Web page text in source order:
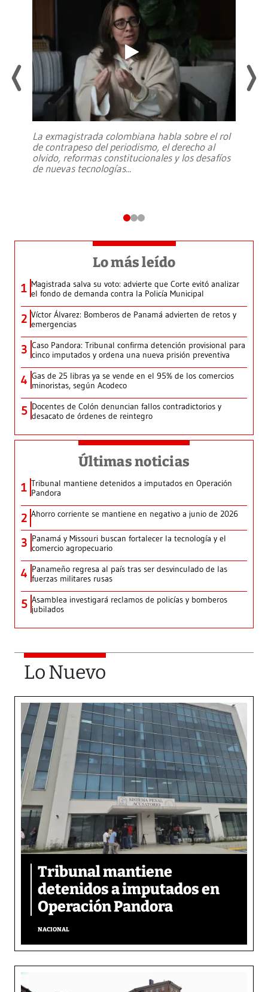
La exmagistrada colombiana habla sobre el rol
de contrapeso del periodismo, el derecho al
olvido, reformas constitucionales y los desafíos
de nuevas tecnologías...
Lo más leído
1 Magistrada salva su voto: advierte que Corte evitó analizar
el fondo de demanda contra la Policía Municipal
2 Víctor Álvarez: Bomberos de Panamá advierten de retos y
emergencias
3 Caso Pandora: Tribunal confirma detención provisional para
cinco imputados y ordena una nueva prisión preventiva
4 Gas de 25 libras ya se vende en el 95% de los comercios
minoristas, según Acodeco
5 Docentes de Colón denuncian fallos contradictorios y
desacato de órdenes de reintegro
Últimas noticias
1 Tribunal mantiene detenidos a imputados en Operación
Pandora
2 Ahorro corriente se mantiene en negativo a junio de 2026
3 Panamá y Missouri buscan fortalecer la tecnología y el
comercio agropecuario
4 Panameño regresa al país tras ser desvinculado de las
fuerzas militares rusas
5 Asamblea investigará reclamos de policías y bomberos
jubilados
Lo Nuevo
Tribunal mantiene
detenidos a imputados en
Operación Pandora
NACIONAL